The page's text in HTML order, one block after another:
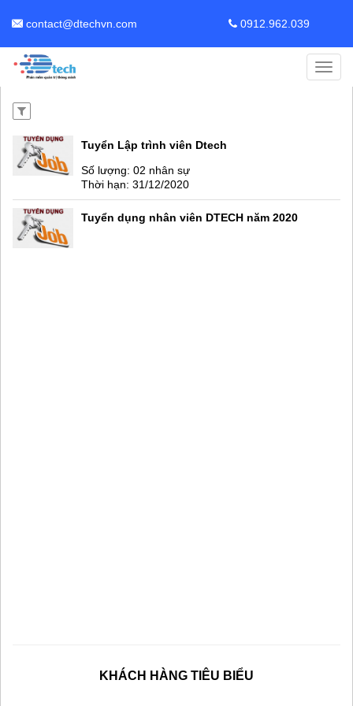
contact@dtechvn.com 0912.962.039
Tuyển Lập trình viên Dtech
Số lượng: 02 nhân sự
Thời hạn: 31/12/2020
Tuyển dụng nhân viên DTECH năm 2020
KHÁCH HÀNG TIÊU BIỂU